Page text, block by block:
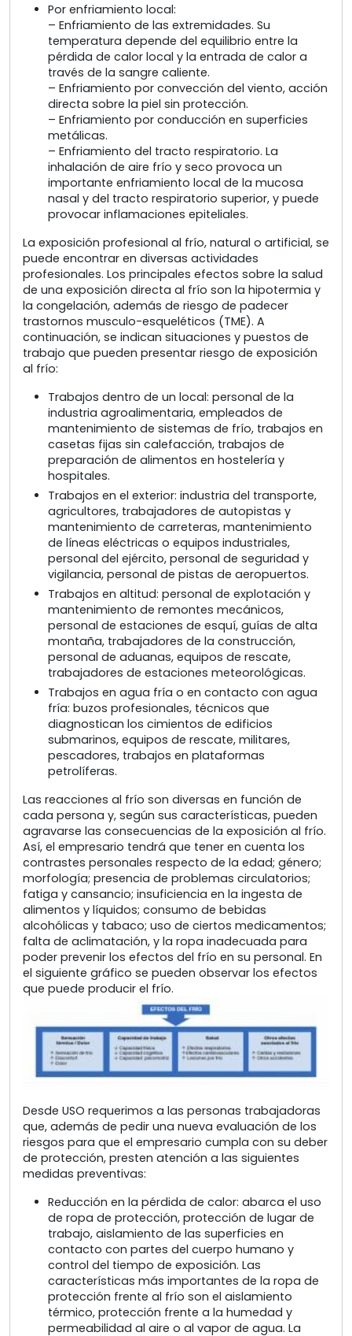
Por enfriamiento local:
– Enfriamiento de las extremidades. Su
temperatura depende del equilibrio entre la
pérdida de calor local y la entrada de calor a
través de la sangre caliente.
– Enfriamiento por convección del viento, acción
directa sobre la piel sin protección.
– Enfriamiento por conducción en superficies
metálicas.
– Enfriamiento del tracto respiratorio. La
inhalación de aire frío y seco provoca un
importante enfriamiento local de la mucosa
nasal y del tracto respiratorio superior, y puede
provocar inflamaciones epiteliales.
La exposición profesional al frío, natural o artificial, se
puede encontrar en diversas actividades
profesionales. Los principales efectos sobre la salud
de una exposición directa al frío son la hipotermia y
la congelación, además de riesgo de padecer
trastornos musculo-esqueléticos (TME). A
continuación, se indican situaciones y puestos de
trabajo que pueden presentar riesgo de exposición
al frío:
Trabajos dentro de un local: personal de la
industria agroalimentaria, empleados de
mantenimiento de sistemas de frío, trabajos en
casetas fijas sin calefacción, trabajos de
preparación de alimentos en hostelería y
hospitales.
Trabajos en el exterior: industria del transporte,
agricultores, trabajadores de autopistas y
mantenimiento de carreteras, mantenimiento
de líneas eléctricas o equipos industriales,
personal del ejército, personal de seguridad y
vigilancia, personal de pistas de aeropuertos.
Trabajos en altitud: personal de explotación y
mantenimiento de remontes mecánicos,
personal de estaciones de esquí, guías de alta
montaña, trabajadores de la construcción,
personal de aduanas, equipos de rescate,
trabajadores de estaciones meteorológicas.
Trabajos en agua fría o en contacto con agua
fría: buzos profesionales, técnicos que
diagnostican los cimientos de edificios
submarinos, equipos de rescate, militares,
pescadores, trabajos en plataformas
petrolíferas.
Las reacciones al frío son diversas en función de
cada persona y, según sus características, pueden
agravarse las consecuencias de la exposición al frío.
Así, el empresario tendrá que tener en cuenta los
contrastes personales respecto de la edad; género;
morfología; presencia de problemas circulatorios;
fatiga y cansancio; insuficiencia en la ingesta de
alimentos y líquidos; consumo de bebidas
alcohólicas y tabaco; uso de ciertos medicamentos;
falta de aclimatación, y la ropa inadecuada para
poder prevenir los efectos del frío en su personal. En
el siguiente gráfico se pueden observar los efectos
que puede producir el frío.
Desde USO requerimos a las personas trabajadoras
que, además de pedir una nueva evaluación de los
riesgos para que el empresario cumpla con su deber
de protección, presten atención a las siguientes
medidas preventivas:
Reducción en la pérdida de calor: abarca el uso
de ropa de protección, protección de lugar de
trabajo, aislamiento de las superficies en
contacto con partes del cuerpo humano y
control del tiempo de exposición. Las
características más importantes de la ropa de
protección frente al frío son el aislamiento
térmico, protección frente a la humedad y
permeabilidad al aire o al vapor de agua. La